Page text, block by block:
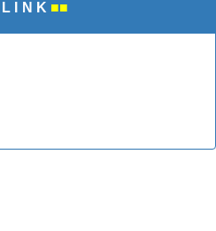
L I N K ■■